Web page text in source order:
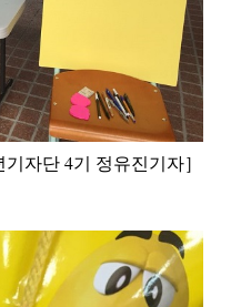
자단 4기 정유진기자］